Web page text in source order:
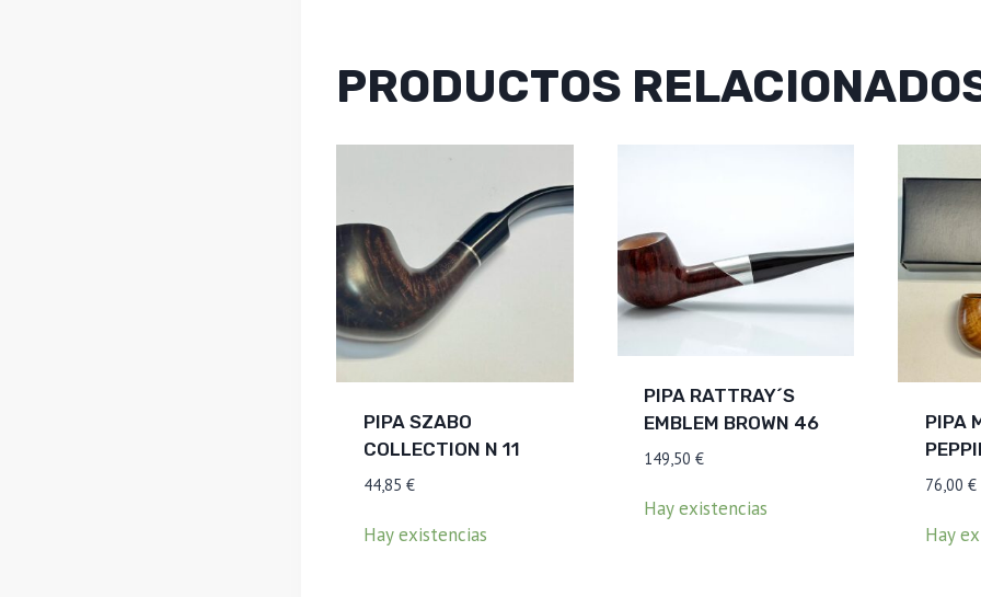
PRODUCTOS
PIPA SZABO
COLLECTION N 11
44,85 €
Hay existencias
PIPA RATTRAY´S
EMBLEM BROWN 46
149,50€
Hay existencias
PIPA
76,00 €
Hay